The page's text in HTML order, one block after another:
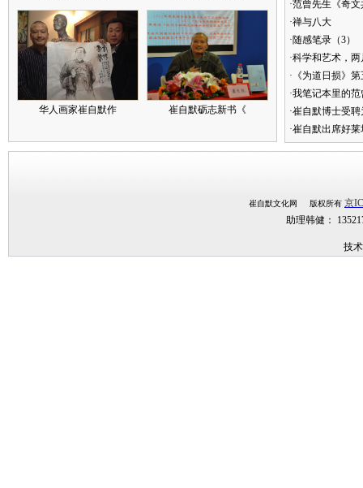
华人画家崔自默作 崔自默砺志新书《
·范曾先生《奇
·禅与八大
·随感笔录（3）
·科学和艺术，
·《为道日损》
·我笔记本里的
·崔自默博士受
·崔自默出席好
崔自默文化网 版权所有 京
助理韩健：
技